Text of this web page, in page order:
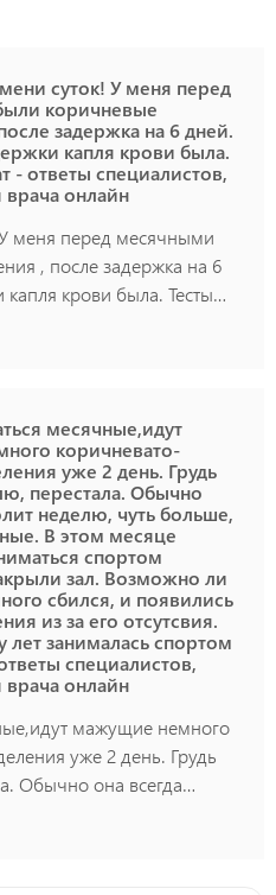
суток! У меня перед
коричневые
задержка на 6 дней.
капля крови была.
- ответы специалистов,
врача онлайн
меня перед месячными
, после задержка на 6
крови была. Тесты
месячные,идут
коричневато-
уже 2 день. Грудь
перестала. Обычно
неделю, чуть больше,
В этом месяце
спортом
зал. Возможно ли
сбился, и появились
из за его отсутсвия.
лет занималась спортом
специалистов,
врача онлайн
мажущие немного
уже 2 день. Грудь
Обычно она всегда